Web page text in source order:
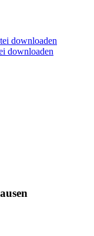
downloaden
downloaden